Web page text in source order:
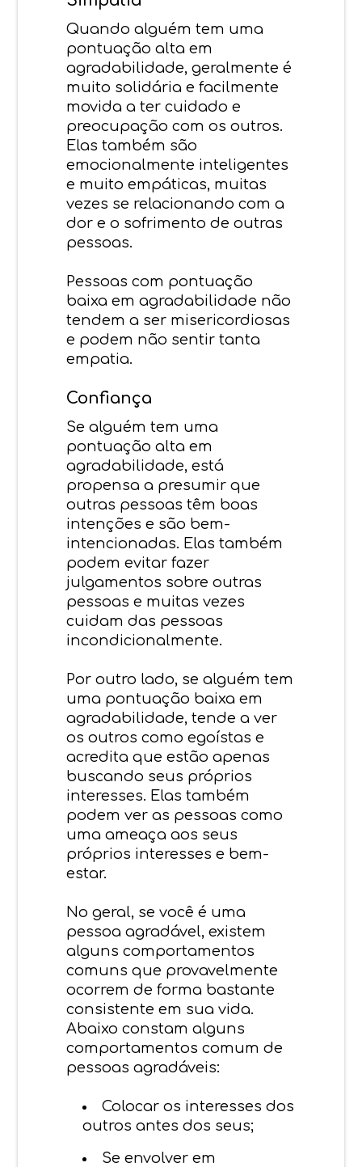
Quando alguém tem uma
pontuação alta em
agradabilidade, geralmente é
muito solidária e facilmente
movida a ter cuidado e
preocupação com os outros.
Elas também são
emocionalmente inteligentes
e muito empáticas, muitas
vezes se relacionando com a
dor e o sofrimento de outras
pessoas.
Pessoas com pontuação
baixa em agradabilidade não
tendem a ser misericordiosas
e podem não sentir tanta
empatia.
Confiança
Se alguém tem uma
pontuação alta em
agradabilidade, está
propensa a presumir que
outras pessoas têm boas
intenções e são bem-
intencionadas. Elas também
podem evitar fazer
julgamentos sobre outras
pessoas e muitas vezes
cuidam das pessoas
incondicionalmente.
Por outro lado, se alguém tem
uma pontuação baixa em
agradabilidade, tende a ver
os outros como egoístas e
acredita que estão apenas
buscando seus próprios
interesses. Elas também
podem ver as pessoas como
uma ameaça aos seus
próprios interesses e bem-
estar.
No geral, se você é uma
pessoa agradável, existem
alguns comportamentos
comuns que provavelmente
ocorrem de forma bastante
consistente em sua vida.
Abaixo constam alguns
comportamentos comum de
pessoas agradáveis:
Colocar os interesses dos
outros antes dos seus;
Se envolver em